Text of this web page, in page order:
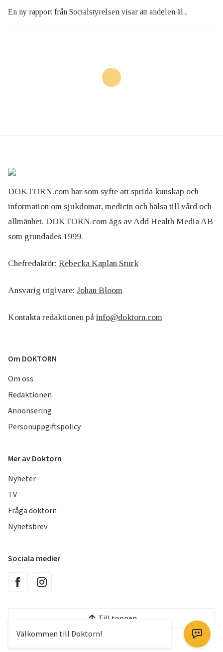
En ny rapport från Socialstyrelsen visar att andelen äl...
Välkommen till Doktorn!
DOKTORN.com har som syfte att sprida kunskap och
information om sjukdomar, medicin och hälsa till vård och
allmänhet. DOKTORN.com ägs av Add Health Media AB
som grundades 1999.
Chefredaktör: Rebecka Kaplan Sturk
Ansvarig utgivare: Johan Bloom
Kontakta redaktionen på info@doktorn.com
Om DOKTORN
Om oss
Redaktionen
Annonsering
Personuppgiftspolicy
Mer av Doktorn
Nyheter
TV
Fråga doktorn
Nyhetsbrev
Sociala medier
Till toppen